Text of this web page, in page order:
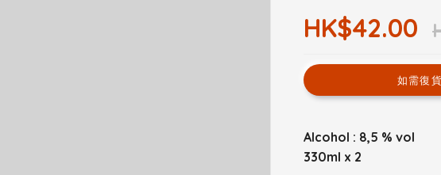
HK$42.00
如需復
Alcohol : 8,5 % vol
330ml x 2